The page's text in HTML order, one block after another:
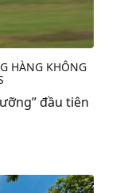
HÀNG KHÔNG
đầu tiên